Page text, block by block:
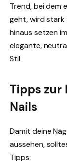
Trend, bei dem
geht, wird stark
hinaus setzen
elegante,
Stil.
Tipps zur
Nails
Damit deine
aussehen,
Tipps: